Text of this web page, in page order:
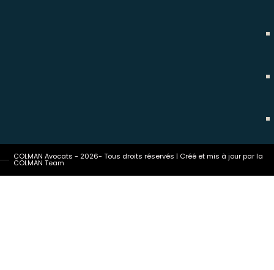
COLMAN Avocats - 2026- Tous droits réservés | Créé et mis à jour par la
COLMAN Team